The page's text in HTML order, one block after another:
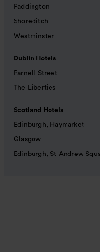
Paddington
Shoreditch
Westminster
Dublin Hotels
Parnell Street
The Liberties
Scotland Hotels
Edinburgh, Haymarket
Glasgow
Edinburgh, St Andrew